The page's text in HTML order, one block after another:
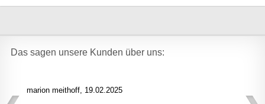
Das sagen unsere Kunden über uns:
marion meithoff, 19.02.2025
Previous